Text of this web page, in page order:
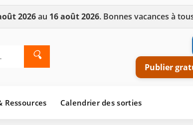
2026au 16 août 2026. Bonnes vacances à
🔍
Publier
Ressources Calendrier des sorties